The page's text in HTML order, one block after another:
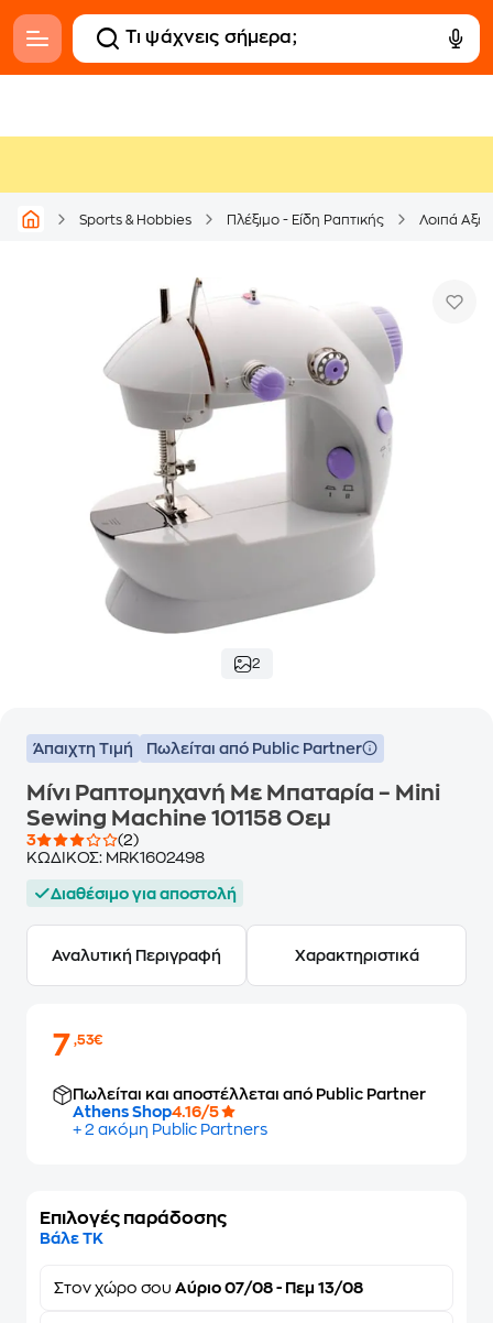
Sports & Hobbies Πλέξιμο - Είδη Ραπτικής Λοιπά
2
Άπαιχτη Τιμή Πωλείται από Public Partner
Μίνι Ραπτομηχανή Με Μπαταρία – Mini
Sewing Machine 101158 Οεμ
3
(2)
ΚΩΔΙΚΟΣ: MRK1602498
Διαθέσιμο για αποστολή
Αναλυτική Περιγραφή Χαρακτηριστικά
7,53€
Πωλείται και αποστέλλεται από Public Partner
Athens Shop4.16/5
+ 2 ακόμη Public Partners
Επιλογές παράδοσης
Βάλε ΤΚ
Στον χώρο σου Αύριο 07/08 - Πεμ 13/08